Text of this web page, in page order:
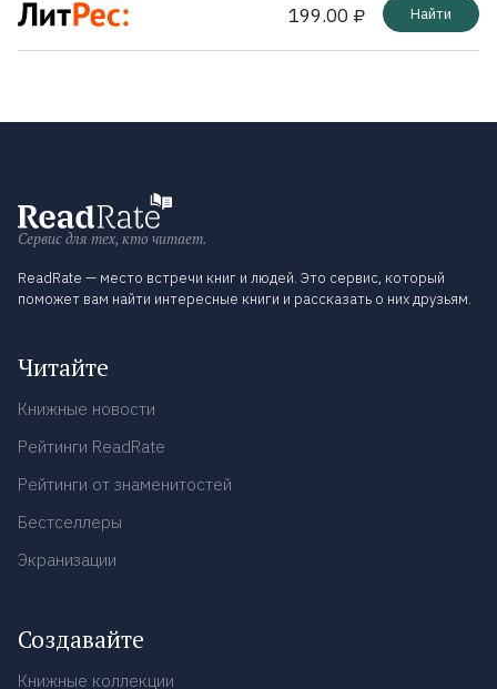
199.00 ₽ Найти
Сервис для тех, кто читает.
ReadRate — место встречи книг и людей. Это сервис, который
поможет вам найти интересные книги и рассказать о них друзьям.
Читайте
Книжные новости
Рейтинги ReadRate
Рейтинги от знаменитостей
Бестселлеры
Экранизации
Создавайте
Книжные коллекции